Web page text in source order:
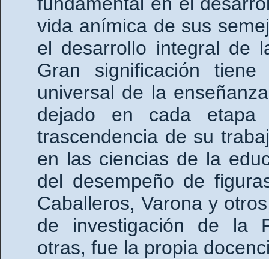
vida anímica de sus
el desarrollo integral de
Gran significación
universal de la
dejado en cada
trascendencia de su
en las ciencias de la
del desempeño de
Caballeros, Varona y
de investigación de la
otras, fue la propia